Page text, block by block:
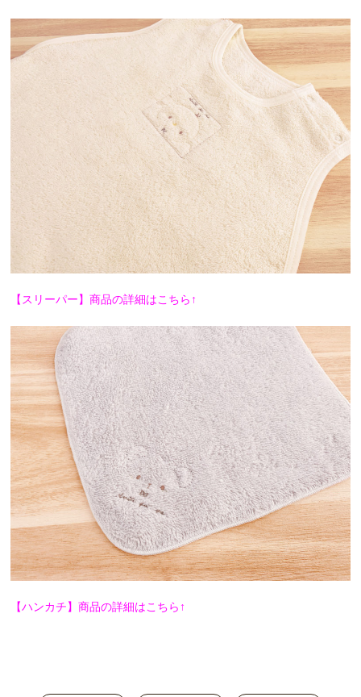
【スリーパー】商品の詳細はこちら↑
【ハンカチ】商品の詳細はこちら↑